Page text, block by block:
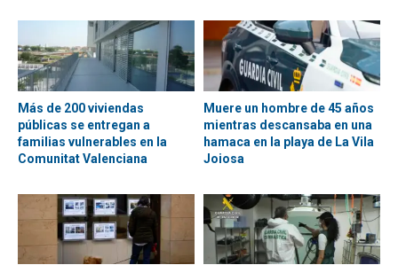
Más de 200 viviendas
públicas se entregan a
familias vulnerables en la
Comunitat Valenciana
Muere un hombre de 45 años
mientras descansaba en una
hamaca en la playa de La Vila
Joiosa